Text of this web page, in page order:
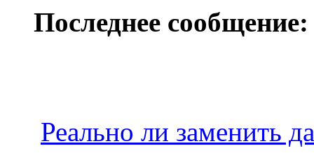
Последнее сообщение:
Реально ли заменить